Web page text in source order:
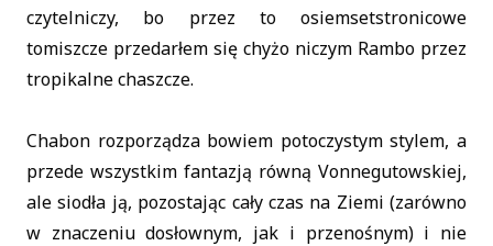
czytelniczy, bo przez to osiemsetstronicowe
tomiszcze przedarłem się chyżo niczym Rambo przez
tropikalne chaszcze.
Chabon rozporządza bowiem potoczystym stylem, a
przede wszystkim fantazją równą Vonnegutowskiej,
ale siodła ją, pozostając cały czas na Ziemi (zarówno
w znaczeniu dosłownym, jak i przenośnym) i nie